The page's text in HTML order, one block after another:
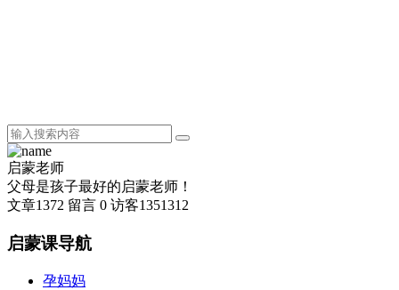
启蒙老师
父母是孩子最好的启蒙老师！
文章1372 留言 0 访客1351312
启蒙课导航
孕妈妈